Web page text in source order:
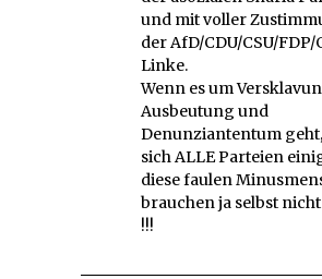
und mit voller
der AfD/CDU/CSU/
Linke.
Wenn es um
Ausbeutung und
Denunziantentum
sich ALLE Parteien
diese faulen
brauchen ja selbst nicht
!!!